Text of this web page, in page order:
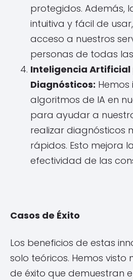
protegidos. Además,
intuitiva y fácil de
acceso a nuestros
personas de todas
Inteligencia Artificial
Diagnósticos:
algoritmos de IA en
para ayudar a
realizar diagnósticos
rápidos. Esto mejora
efectividad de las
Casos de Éxito
Los beneficios de estas
solo teóricos. Hemos visto
de éxito que demuestran